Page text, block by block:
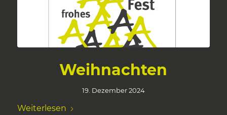
Weihnachten
19. Dezember 2024
Weiterlesen